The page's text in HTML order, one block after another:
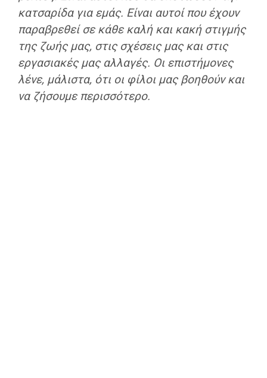
κατσαρίδα για εμάς. Είναι αυτοί που έχουν
παραβρεθεί σε κάθε καλή και κακή στιγμής
της ζωής μας, στις σχέσεις μας και στις
εργασιακές μας αλλαγές. Οι επιστήμονες
λένε, μάλιστα, ότι οι φίλοι μας βοηθούν και
να ζήσουμε περισσότερο.